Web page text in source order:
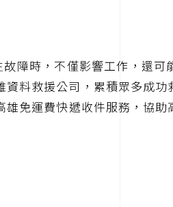
障時，不僅影響工作，還可
料救援公司，累積眾多成功
免運費快遞收件服務，協助